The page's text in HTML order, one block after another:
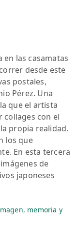
las casamatas
desde este
postales,
Pérez. Una
que el artista
con el
propia realidad.
los que
En esta tercera
de
japoneses
memoria y